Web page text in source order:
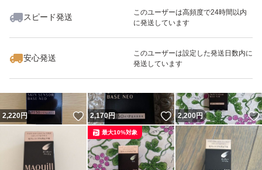
スピード発送
このユーザーは高頻度で24時間以内
に発送しています
安心発送
このユーザーは設定した発送日数内に
発送しています
いいね！
2,190
2,220円 いいね！
2,170円 いいね！
2,200円
最大10%対象